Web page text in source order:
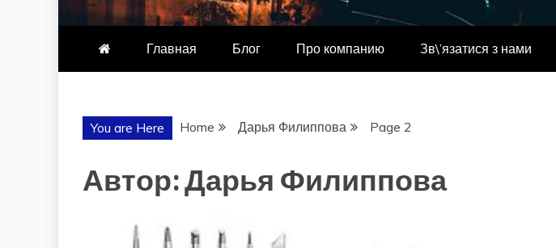
PVBUD.KIEV.UA
Главная Блог Про компанию Зв\’язатися з нами
You are Here Home Дарья Филиппова Page 2
Автор:Дарья Филиппова